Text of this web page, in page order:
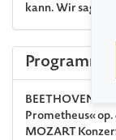
kann. Wir sagen:
Programm
BEETHOVEN
Prometheus« op.
MOZART